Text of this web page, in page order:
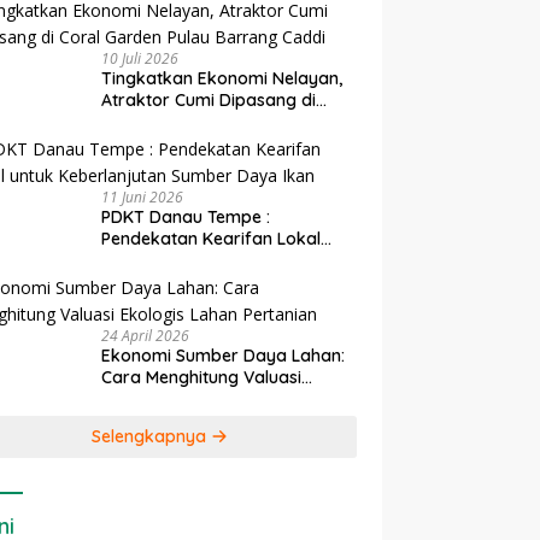
10 Juli 2026
Tingkatkan Ekonomi Nelayan,
Atraktor Cumi Dipasang di
Caddi
11 Juni 2026
PDKT Danau Tempe :
Pendekatan Kearifan Lokal
Daya Ikan
24 April 2026
Ekonomi Sumber Daya Lahan:
Cara Menghitung Valuasi
Selengkapnya